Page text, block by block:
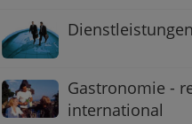
Dienstleistungen
Gastronomie -
international